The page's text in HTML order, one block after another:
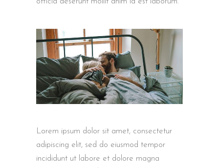
Lorem ipsum dolor sit amet, consectetur
adipiscing elit, sed do eiusmod tempor
incididunt ut labore et dolore magna